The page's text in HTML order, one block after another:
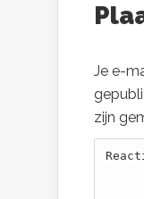
Je e-
zijn